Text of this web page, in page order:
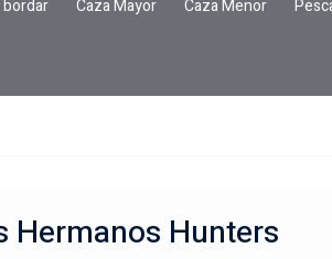
Caza Mayor Caza Menor
Hermanos Hunters